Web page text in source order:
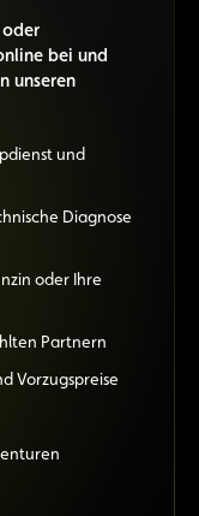
oder
bei und
unseren
und
Diagnose
oder Ihre
Partnern
Vorzugspreise